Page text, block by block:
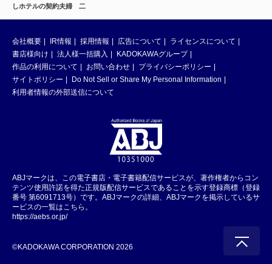
しホテルの契約夫婦 二
会社概要 IR情報 採用情報 広告について
ライセンスについて
書店様向け
法人様一括購入
KADOKAWAグループ
作品の利用について
お問い合わせ
プライバシーポリシー
サイトポリシー
Do Not Sell or Share My Personal Information
利用者情報の外部送信について
ABJマークは、この電子書店・電子書籍配信サービスが、著作権者からコン
テンツ使用許諾を得た正規版配信サービスであることを示す登録商標（登録
番号 第6091713号）です。ABJマークの詳細、ABJマークを掲示しているサ
ービスの一覧はこちら。
https://aebs.or.jp/
©KADOKAWA CORPORATION 2026